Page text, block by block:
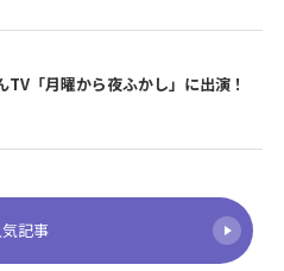
TV「月曜から夜ふかし」に出演！
記事